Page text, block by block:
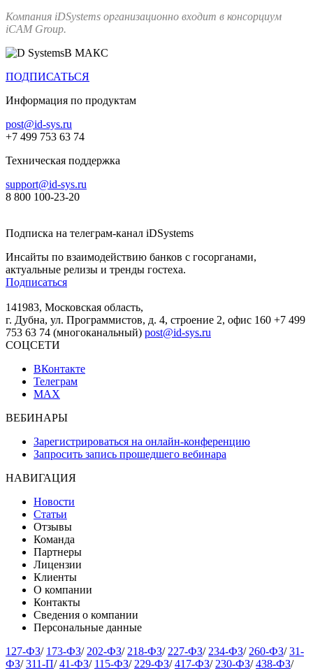
Компания iDSystems организационно входит в консорциум
iCAM Group.
В МАКС
ПОДПИСАТЬСЯ
Информация по продуктам
post@id-sys.ru
+7 499 753 63 74
Техническая поддержка
support@id-sys.ru
8 800 100-23-20
Подписка на телеграм-канал iDSystems
Инсайты по взаимодействию банков с госорганами,
актуальные релизы и тренды гостеха.
Подписаться
141983, Московская область,
г. Дубна, ул. Программистов, д. 4, строение 2, офис 160 +7 499
753 63 74 (многоканальный) post@id-sys.ru
СОЦСЕТИ
ВКонтакте
Телеграм
MAX
ВЕБИНАРЫ
Зарегистрироваться на онлайн-конференцию
Запросить запись прошедшего вебинара
НАВИГАЦИЯ
Новости
Статьи
Отзывы
Команда
Партнеры
Лицензии
Клиенты
О компании
Контакты
Сведения о компании
Персональные данные
127-ФЗ/ 173-ФЗ/ 202-ФЗ/ 218-ФЗ/ 227-ФЗ/ 234-ФЗ/ 260-ФЗ/ 31-
ФЗ/ 311-П/ 41-ФЗ/ 115-ФЗ/ 229-ФЗ/ 417-ФЗ/ 230-ФЗ/ 438-ФЗ/